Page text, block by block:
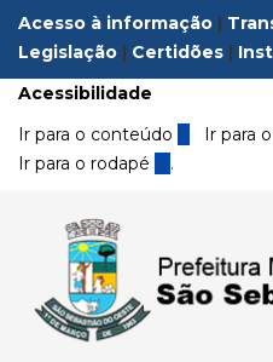
Acesso à informação |
Legislação | Certidões |
Acessibilidade
Ir para o conteúdo 1 Ir para
Ir para o rodapé 4 .